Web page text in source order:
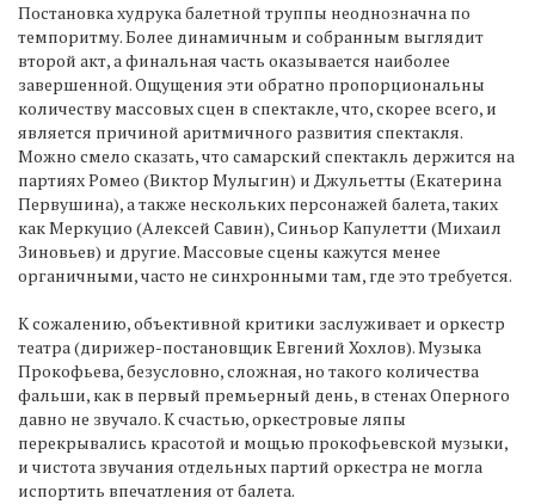
Постановка худрука балетной труппы неоднозначна по
темпоритму. Более динамичным и собранным выглядит
второй акт, а финальная часть оказывается наиболее
завершенной. Ощущения эти обратно пропорциональны
количеству массовых сцен в спектакле, что, скорее всего, и
является причиной аритмичного развития спектакля.
Можно смело сказать, что самарский спектакль держится на
партиях Ромео (Виктор Мулыгин) и Джульетты (Екатерина
Первушина), а также нескольких персонажей балета, таких
как Меркуцио (Алексей Савин), Синьор Капулетти (Михаил
Зиновьев) и другие. Массовые сцены кажутся менее
органичными, часто не синхронными там, где это требуется.
К сожалению, объективной критики заслуживает и оркестр
театра (дирижер-постановщик Евгений Хохлов). Музыка
Прокофьева, безусловно, сложная, но такого количества
фальши, как в первый премьерный день, в стенах Оперного
давно не звучало. К счастью, оркестровые ляпы
перекрывались красотой и мощью прокофьевской музыки,
и чистота звучания отдельных партий оркестра не могла
испортить впечатления от балета.